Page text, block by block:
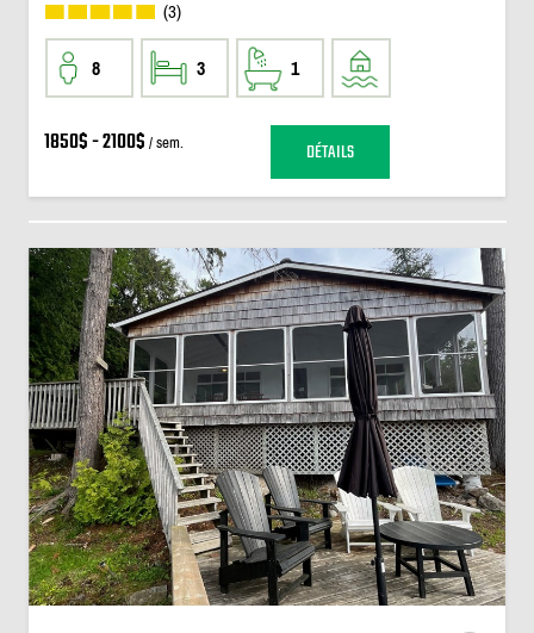
(3)
8 3 1
1850$ - 2100$ / sem. DÉTAILS